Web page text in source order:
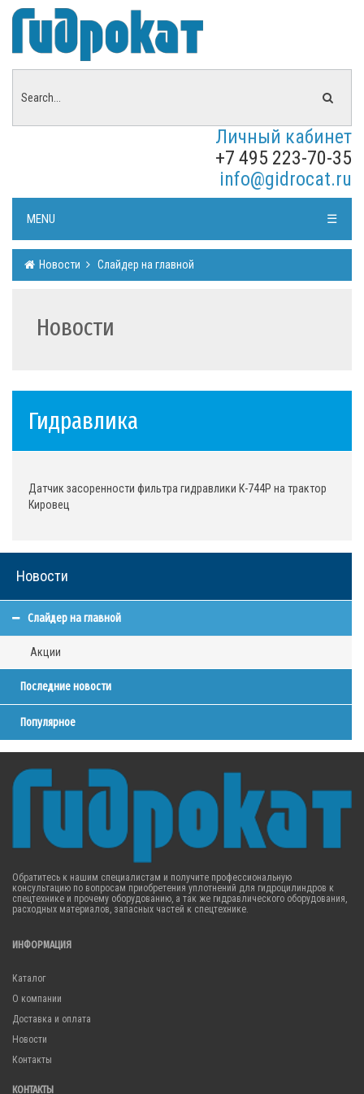
Личный кабинет
+7 495 223-70-35
info@gidrocat.ru
MENU ☰
Новости Слайдер на главной
Новости
Гидравлика
Датчик засоренности фильтра гидравлики К-744Р на трактор
Кировец
Новости
Слайдер на главной
Акции
Последние новости
Популярное
Обратитесь к нашим специалистам и получите профессиональную
консультацию по вопросам приобретения уплотнений для гидроцилиндров к
спецтехнике и прочему оборудованию, а так же гидравлического оборудования,
расходных материалов, запасных частей к спецтехнике.
ИНФОРМАЦИЯ
Каталог
О компании
Доставка и оплата
Новости
Контакты
КОНТАКТЫ